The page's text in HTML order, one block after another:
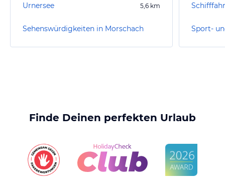
Urnersee 5,6 km
Sehenswürdigkeiten in Morschach
Finde Deinen perfekten Urlaub